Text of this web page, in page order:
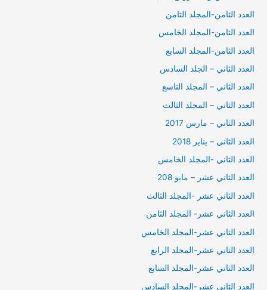
العدد الثامن-المجلد الثامن
العدد الثامن-المجلد الخامس
العدد الثامن-المجلد السابع
العدد الثاني – الجلد السادس
العدد الثاني – المجلد التاسع
العدد الثاني – المجلد الثالث
العدد الثاني – مارس 2017
العدد الثاني – يناير 2018
العدد الثاني -المجلد الخامس
العدد الثاني عشر – مايو 208
العدد الثاني عشر -المجلد الثالث
العدد الثاني عشر- المجلد الثامن
العدد الثاني عشر-المجلد الخامس
العدد الثاني عشر-المجلد الرابع
العدد الثاني عشر-المجلد السابع
العدد الثاني عشر-المجلد السادس